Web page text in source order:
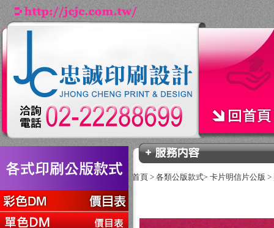
首頁 > 各類公版款式> 卡片明信片公版 >